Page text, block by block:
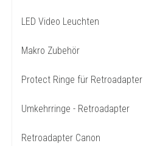
LED Video Leuchten
Makro Zubehör
Protect Ringe für Retroadapter
Umkehrringe - Retroadapter
Retroadapter Canon